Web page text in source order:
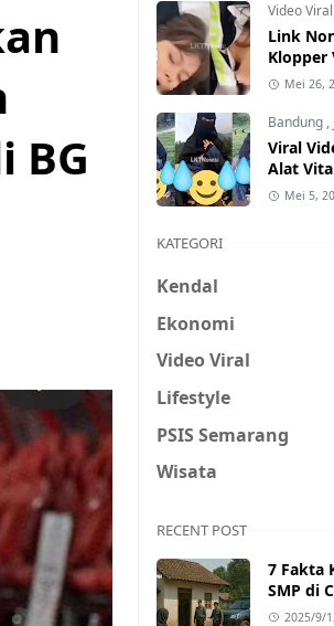
BG
Video Viral
Link
Klopper
Sensor
Mei 26,
Bandung ,
Viral
Alat
Mei 5,
KATEGORI
Kendal
Ekonomi
Video Viral
Lifestyle
PSIS Semarang
Wisata
RECENT POST
7 Fakta
SMP di
2025/9/